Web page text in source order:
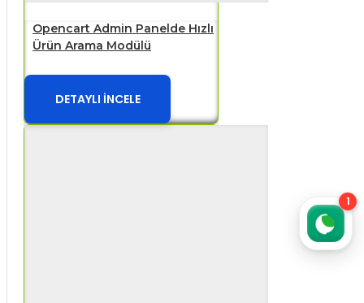
Opencart Admin Panelde Hızlı
Ürün Arama Modülü
DETAYLI İNCELE
1